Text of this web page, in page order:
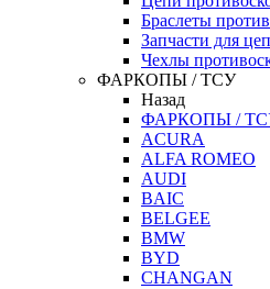
Браслеты
Запчасти для
Чехлы
ФАРКОПЫ / ТСУ
Назад
ФАРКОПЫ /
ACURA
ALFA ROMEO
AUDI
BAIC
BELGEE
BMW
BYD
CHANGAN